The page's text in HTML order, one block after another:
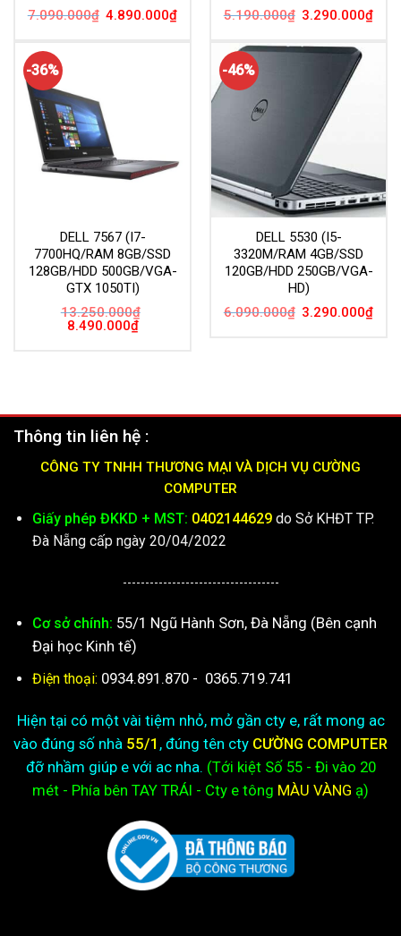
7.090.000₫ Giá
4.890.000₫Giá
4.890.000₫.
5.190.000₫ Giá
5.190.000₫.
3.290.000₫Giá
-36%
DELL 7567 (I7-
7700HQ/RAM 8GB/SSD
128GB/HDD 500GB/VGA-
GTX 1050TI)
13.250.000₫
Giá
8.490.000₫Giá
hiện
-46%
DELL 5530 (I5-
3320M/RAM 4GB/SSD
120GB/HDD 250GB/VGA-
HD)
6.090.000₫ Giá
3.290.000₫Giá
Thông tin liên hệ :
CÔNG TY TNHH THƯƠNG MẠI VÀ DỊCH VỤ CƯỜNG
COMPUTER
Giấy phép ĐKKD + MST: 0402144629do Sở KHĐT TP.
Đà Nẵng cấp ngày 20/04/2022
-----------------------------------
Cơ sở chính: 55/1 Ngũ Hành Sơn, Đà Nẵng (Bên cạnh
Đại học Kinh tế)
Điện thoại: 0934.891.870 - 0365.719.741
Hiện tại có một vài tiệm nhỏ, mở gần cty e, rất mong ac
vào đúng số nhà 55/1 , đúng tên cty CƯỜNG COMPUTER
đỡ nhầm giúp e với ac nha. (Tới kiệtSố 55 - Đi vào 20
mét - Phía bên TAY TRÁI - Cty e tông MÀU VÀNG ạ)